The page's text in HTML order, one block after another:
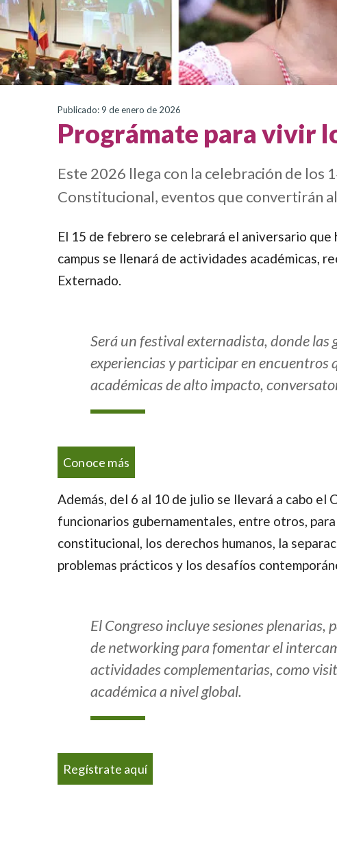
Publicado: 9 de enero de 2026
Prográmate para vivir
Este 2026 llega con la celebración de los
Constitucional, eventos que convertirán
El 15 de febrero se celebrará el aniversario
campus se llenará de actividades académicas,
Externado.
Será un festival externadista, donde
experiencias y participar en encuentros
académicas de alto impacto,
Conoce más
Además, del 6 al 10 de julio se llevará a cabo
funcionarios gubernamentales, entre otros,
constitucional, los derechos humanos, la
problemas prácticos y los desafíos
El Congreso incluye sesiones
de networking para fomentar el
actividades complementarias, como
académica a nivel global.
Regístrate aquí